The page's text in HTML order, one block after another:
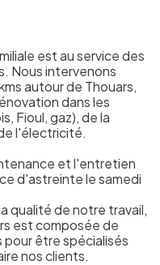
est au service des
Nous intervenons
autour de Thouars,
dans les
Fioul, gaz), de la
l'électricité.
et l'entretien
d'astreinte le samedi
qualité de notre travail,
est composée de
être spécialisés
nos clients.